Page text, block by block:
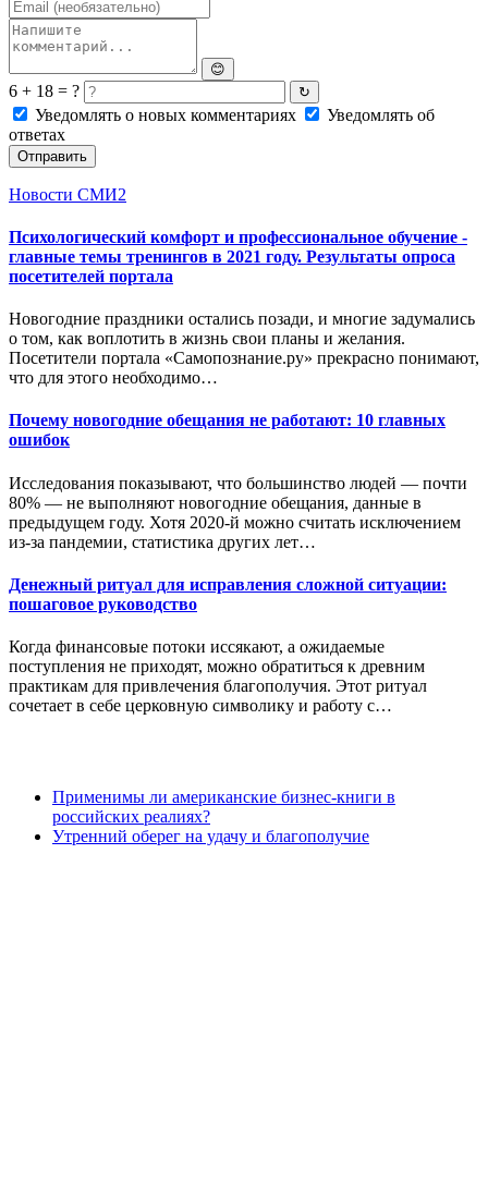
😊
6 + 18 = ? ↻
Уведомлять о новых комментариях
Уведомлять об
ответах
Отправить
Новости СМИ2
Психологический комфорт и профессиональное обучение -
главные темы тренингов в 2021 году. Результаты опроса
посетителей портала
Новогодние праздники остались позади, и многие задумались
о том, как воплотить в жизнь свои планы и желания.
Посетители портала «Самопознание.ру» прекрасно понимают,
что для этого необходимо…
Почему новогодние обещания не работают: 10 главных
ошибок
Исследования показывают, что большинство людей — почти
80% — не выполняют новогодние обещания, данные в
предыдущем году. Хотя 2020-й можно считать исключением
из-за пандемии, статистика других лет…
Денежный ритуал для исправления сложной ситуации:
пошаговое руководство
Когда финансовые потоки иссякают, а ожидаемые
поступления не приходят, можно обратиться к древним
практикам для привлечения благополучия. Этот ритуал
сочетает в себе церковную символику и работу с…
Применимы ли американские бизнес-книги в
российских реалиях?
Утренний оберег на удачу и благополучие